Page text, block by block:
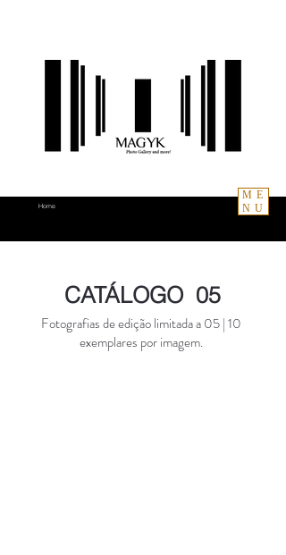
Home
ME
NU
CATÁLOGO 05
Fotografias de edição limitada a 05 | 10
exemplares por imagem.